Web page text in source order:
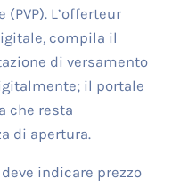
L’offerteur
compila il
di versamento
il portale
che resta
di apertura.
indicare prezzo